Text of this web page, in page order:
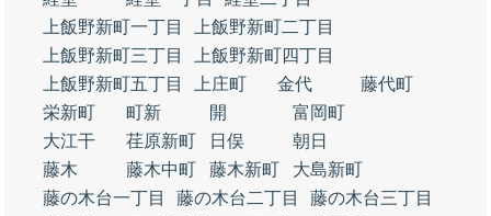
上飯野新町一丁目
上飯野新町二丁目
上飯野新町三丁目
上飯野新町四丁目
上飯野新町五丁目
上庄町 金代
藤代町
栄新町
町新 開
富岡町
大江干
荏原新町 日俣
朝日
藤木
藤木中町 藤木新町
大島新町
藤の木台一丁目
藤の木台二丁目
藤の木台三丁目